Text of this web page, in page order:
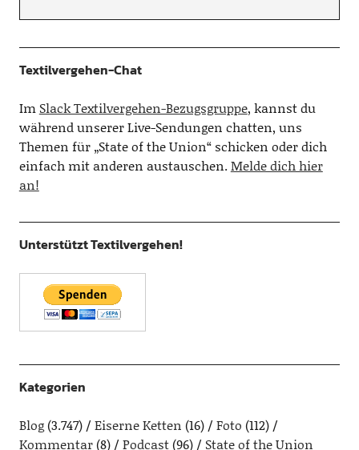
Textilvergehen-Chat
Im Slack Textilvergehen-Bezugsgruppe, kannst du
während unserer Live-Sendungen chatten, uns
Themen für „State of the Union“ schicken oder dich
einfach mit anderen austauschen.Melde dich hier
an!
Unterstützt Textilvergehen!
Kategorien
Blog(3.747) Eiserne Ketten (16) Foto (112)
Kommentar(8) Podcast(96) State of the Union